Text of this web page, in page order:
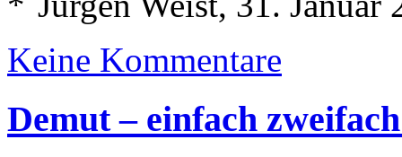
Keine Kommentare
Demut – einfach